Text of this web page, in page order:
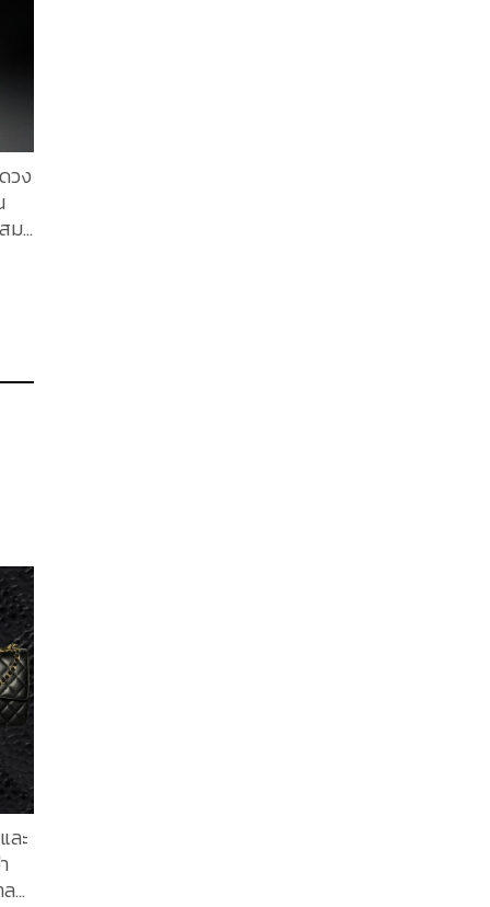
วง
ม
ษ
ก
ำ
รุ่น
ง
าด
ก
ละ
ล